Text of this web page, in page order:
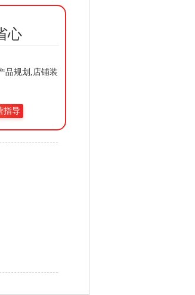
心
品规划,店铺装
指导